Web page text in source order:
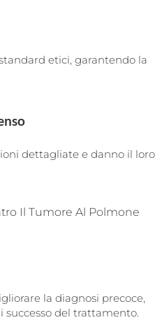
etici, garantendo la
dettagliate e danno il loro
Il Tumore Al Polmone
la diagnosi precoce,
del trattamento.